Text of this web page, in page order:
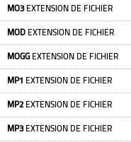
MO3EXTENSION DE FICHIER
MOD EXTENSION DE FICHIER
MOGG EXTENSION DE FICHIER
MP1 EXTENSION DE FICHIER
MP2EXTENSION DE FICHIER
MP3EXTENSION DE FICHIER